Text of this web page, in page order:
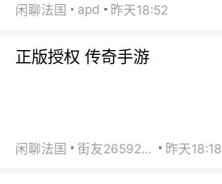
闲聊法国 apd 昨天18:52
正版授权 传奇手游
闲聊法国 街友26592800 昨天18:18